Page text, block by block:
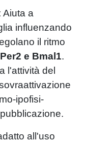
Aiuta a
influenzando
il ritmo
e Bmal1.
l'attività del
ipofisi-
pubblicazione.
all'uso